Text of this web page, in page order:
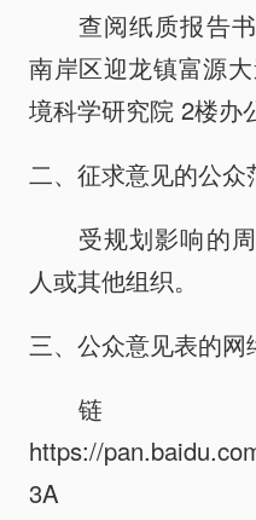
查阅纸质报告
南岸区迎龙镇富源
境科学研究院 2楼办
二、征求意见的公众
受规划影响的
人或其他组织。
三、公众意见表的网
链
https://
3A